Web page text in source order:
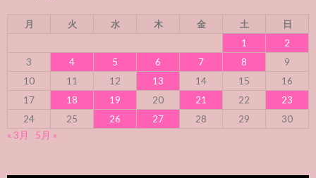
月 火 水 木 金 土
日
1
2
3
4 5 6 7 8
9
10
11 12 13 14 15
16
17
18 19 20 21 22
23
24
25 26 27 28 29
30
« 3月
5月 »